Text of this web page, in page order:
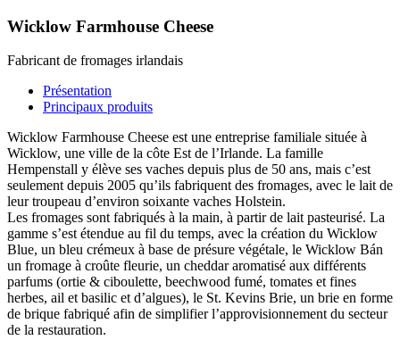
Wicklow Farmhouse Cheese
Fabricant de fromages irlandais
Présentation
Principaux produits
Wicklow Farmhouse Cheese est une entreprise familiale située à
Wicklow, une ville de la côte Est de l’Irlande. La famille
Hempenstall y élève ses vaches depuis plus de 50 ans, mais c’est
seulement depuis 2005 qu’ils fabriquent des fromages, avec le lait de
leur troupeau d’environ soixante vaches Holstein.
Les fromages sont fabriqués à la main, à partir de lait pasteurisé. La
gamme s’est étendue au fil du temps, avec la création du Wicklow
Blue, un bleu crémeux à base de présure végétale, le Wicklow Bán
un fromage à croûte fleurie, un cheddar aromatisé aux différents
parfums (ortie & ciboulette, beechwood fumé, tomates et fines
herbes, ail et basilic et d’algues), le St. Kevins Brie, un brie en forme
de brique fabriqué afin de simplifier l’approvisionnement du secteur
de la restauration.